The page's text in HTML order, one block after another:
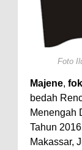
Foto
Majene,
bedah
Menengah
Tahun
Makassar,